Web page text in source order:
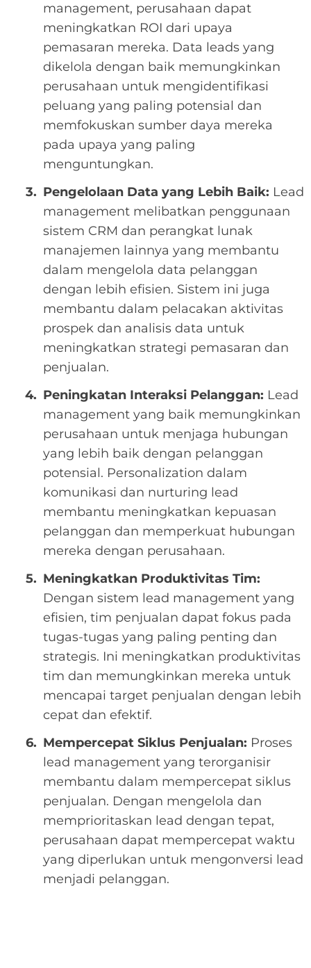
management, perusahaan dapat
meningkatkan ROI dari upaya
pemasaran mereka. Data leads yang
dikelola dengan baik memungkinkan
perusahaan untuk mengidentifikasi
peluang yang paling potensial dan
memfokuskan sumber daya mereka
pada upaya yang paling
menguntungkan.
Pengelolaan Data yang Lebih Baik: Lead
management melibatkan penggunaan
sistem CRM dan perangkat lunak
manajemen lainnya yang membantu
dalam mengelola data pelanggan
dengan lebih efisien. Sistem ini juga
membantu dalam pelacakan aktivitas
prospek dan analisis data untuk
meningkatkan strategi pemasaran dan
penjualan.
Peningkatan Interaksi Pelanggan: Lead
management yang baik memungkinkan
perusahaan untuk menjaga hubungan
yang lebih baik dengan pelanggan
potensial. Personalization dalam
komunikasi dan nurturing lead
membantu meningkatkan kepuasan
pelanggan dan memperkuat hubungan
mereka dengan perusahaan.
Meningkatkan Produktivitas Tim:
Dengan sistem lead management yang
efisien, tim penjualan dapat fokus pada
tugas-tugas yang paling penting dan
strategis. Ini meningkatkan produktivitas
tim dan memungkinkan mereka untuk
mencapai target penjualan dengan lebih
cepat dan efektif.
Mempercepat Siklus Penjualan: Proses
lead management yang terorganisir
membantu dalam mempercepat siklus
penjualan. Dengan mengelola dan
memprioritaskan lead dengan tepat,
perusahaan dapat mempercepat waktu
yang diperlukan untuk mengonversi lead
menjadi pelanggan.